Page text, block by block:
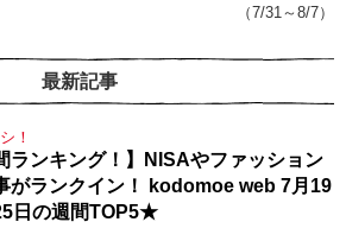
（7/31～8/7）
最新記事
！
ランキング！】NISAやファッション
がランクイン！ kodomoe web 7月19
日の週間TOP5★